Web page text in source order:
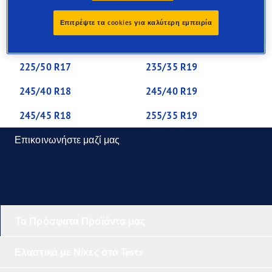
205/50 R17
205/55 R16
225/50 R17
235/35 R19
245/40 R18
245/40 R19
245/45 R18
255/35 R19
Επικοινωνήστε μαζί μας
Επιτρέψτε τα cookies για καλύτερη εμπειρία